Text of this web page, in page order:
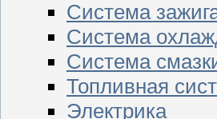
Система
Система
Система
Топливная
Электрика